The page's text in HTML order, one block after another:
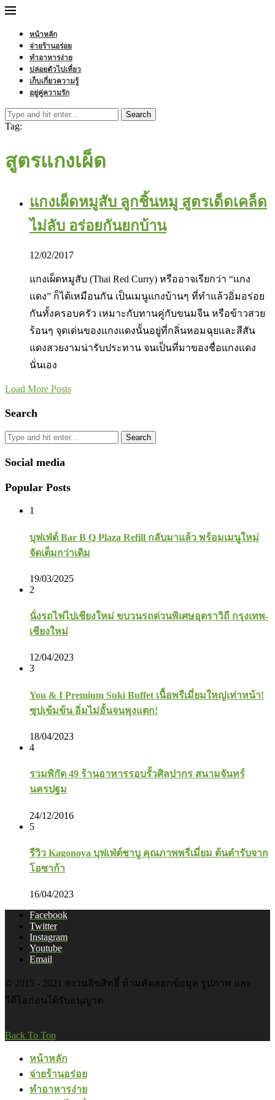
หน้าหลัก
จ่ายร้านอร่อย
ทำอาหารง่าย
ปล่อยตัวไปเที่ยว
เก็บเกี่ยวความรู้
อยู่คู่ความรัก
Search
Tag:
สูตรแกงเผ็ด
แกงเผ็ดหมูสับ ลูกชิ้นหมู สูตรเด็ดเคล็ด
ไม่ลับ อร่อยกันยกบ้าน
12/02/2017
แกงเผ็ดหมูสับ (Thai Red Curry) หรืออาจเรียกว่า “แกง
แดง” ก็ได้เหมือนกัน เป็นเมนูแกงบ้านๆ ที่ทำแล้วอิ่มอร่อย
กันทั้งครอบครัว เหมาะกับทานคู่กับขนมจีน หรือข้าวสวย
ร้อนๆ จุดเด่นของแกงแดงนั้นอยู่ที่กลิ่นหอมฉุยและสีสัน
แดงสวยงามน่ารับประทาน จนเป็นที่มาของชื่อแกงแดง
นั่นเอง
Load More Posts
Search
Search
Social media
Popular Posts
1
บุฟเฟ่ต์ Bar B Q Plaza Refill กลับมาแล้ว พร้อมเมนูใหม่
จัดเต็มกว่าเดิม
19/03/2025
2
นั่งรถไฟไปเชียงใหม่ ขบวนรถด่วนพิเศษอุตราวิถี กรุงเทพ-
เชียงใหม่
12/04/2023
3
You & I Premium Suki Buffet เนื้อพรีเมี่ยมใหญ่เท่าหน้า!
ซุปเข้มข้น อิ่มไม่อั้นจนพุงแตก!
18/04/2023
4
รวมพิกัด 49 ร้านอาหารรอบรั้วศิลปากร สนามจันทร์
นครปฐม
24/12/2016
5
รีวิว Kagonoya บุฟเฟ่ต์ชาบู คุณภาพพรีเมี่ยม ต้นตำรับจาก
โอซาก้า
16/04/2023
Facebook
Twitter
Instagram
Youtube
Email
© 2015 - 2021 สงวนลิขสิทธิ์ ห้ามคัดลอกข้อมูล รูปภาพ และ
วีดีโอก่อนได้รับอนุญาต
Back To Top
หน้าหลัก
จ่ายร้านอร่อย
ทำอาหารง่าย